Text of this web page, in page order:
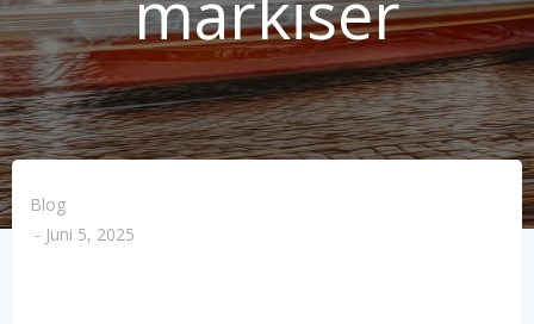
Blog
- Juni 5, 2025